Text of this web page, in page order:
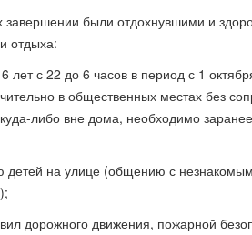
завершении были отдохнувшими и
отдыха:
лет с 22 до 6 часов в период с 1
в общественных местах без
либо вне дома, необходимо
детей на улице (общению с
дорожного движения, пожарной